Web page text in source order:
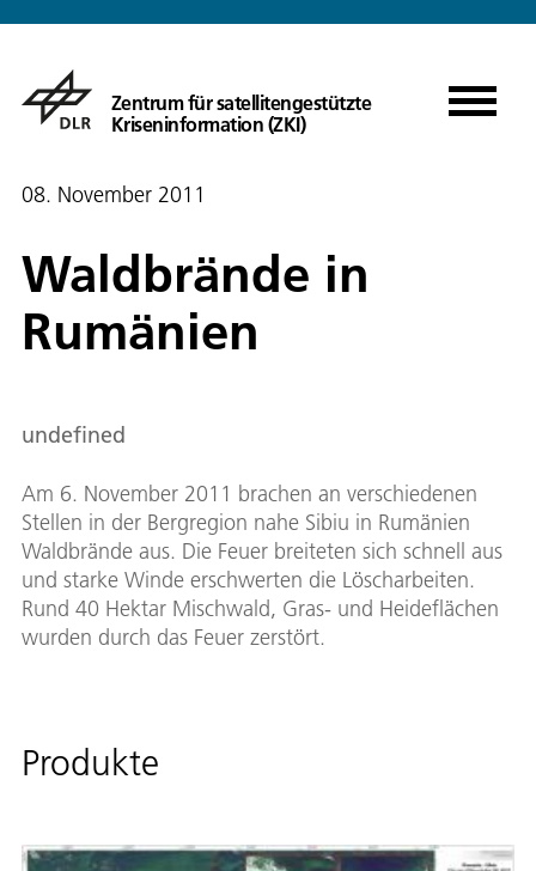
Zentrum für satellitengestützte
Kriseninformation (ZKI)
08. November 2011
Waldbrände in
Rumänien
undefined
Am 6. November 2011 brachen an verschiedenen
Stellen in der Bergregion nahe Sibiu in Rumänien
Waldbrände aus. Die Feuer breiteten sich schnell aus
und starke Winde erschwerten die Löscharbeiten.
Rund 40 Hektar Mischwald, Gras- und Heideflächen
wurden durch das Feuer zerstört.
Produkte